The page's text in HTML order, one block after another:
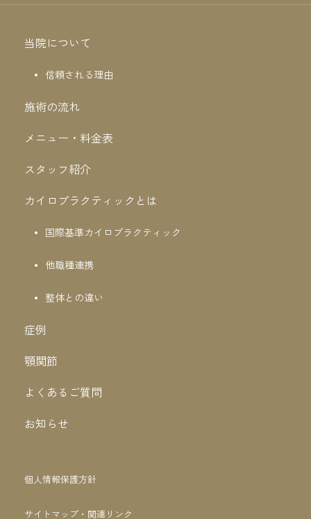
当院について
信頼される理由
施術の流れ
メニュー・料金表
スタッフ紹介
カイロプラクティックとは
国際基準カイロプラクティック
他職種連携
整体との違い
症例
顎関節
よくあるご質問
お知らせ
個人情報保護方針
サイトマップ・関連リンク